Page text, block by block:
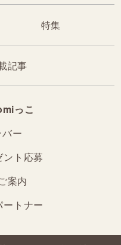
特集
記事
っこ
ー
ト応募
案内
トナー